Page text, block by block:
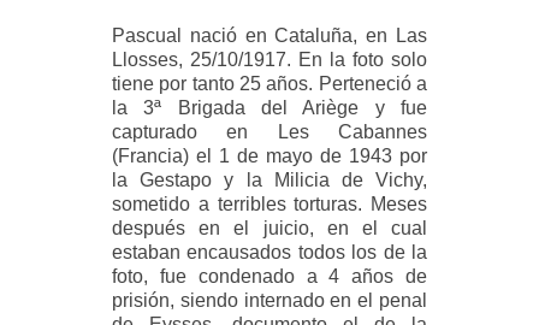
Pascual nació en Cataluña, en Las
Llosses, 25/10/1917. En la foto solo
tiene por tanto 25 años. Perteneció a
la 3ª Brigada del Ariège y fue
capturado en Les Cabannes
(Francia) el 1 de mayo de 1943 por
la Gestapo y la Milicia de Vichy,
sometido a terribles torturas. Meses
después en el juicio, en el cual
estaban encausados todos los de la
foto, fue condenado a 4 años de
prisión, siendo internado en el penal